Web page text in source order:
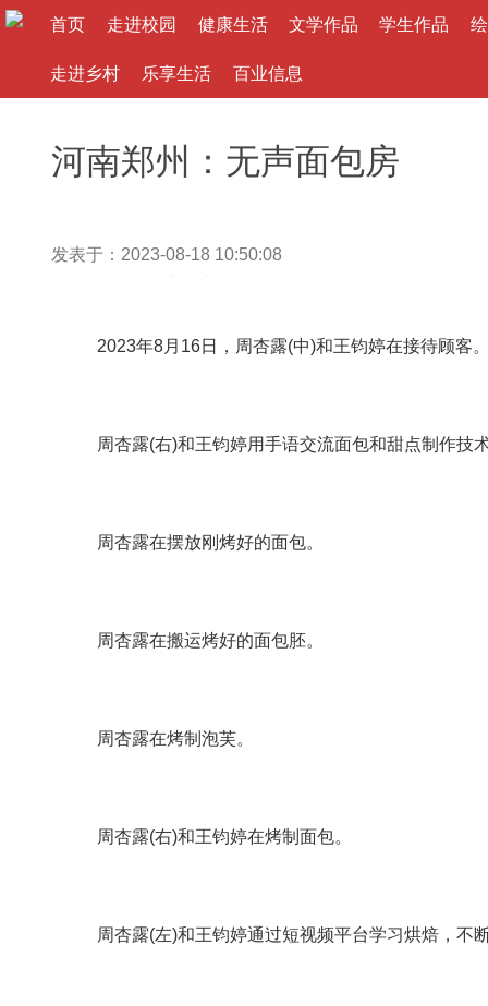
首页 走进校园 健康生活 文学作品 学生作品
走进乡村 乐享生活 百业信息
河南郑州：无声面包房
发表于：2023-08-18 10:50:08
2023年8月16日，周杏露(中)和王钧婷在接待顾客
周杏露(右)和王钧婷用手语交流面包和甜点制作技
周杏露在摆放刚烤好的面包。
周杏露在搬运烤好的面包胚。
周杏露在烤制泡芙。
周杏露(右)和王钧婷在烤制面包。
周杏露(左)和王钧婷通过短视频平台学习烘焙，不